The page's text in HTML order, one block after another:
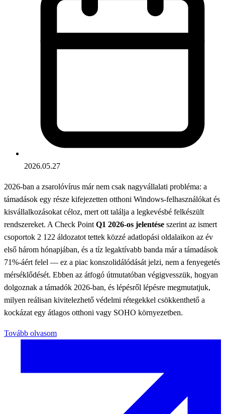
2026.05.27
2026-ban a zsarolóvírus már nem csak nagyvállalati probléma: a
támadások egy része kifejezetten otthoni Windows-felhasználókat és
kisvállalkozásokat céloz, mert ott találja a legkevésbé felkészült
rendszereket. A Check Point Q1 2026-os jelentése szerint az ismert
csoportok 2 122 áldozatot tettek közzé adatlopási oldalaikon az év
első három hónapjában, és a tíz legaktívabb banda már a támadások
71%-áért felel — ez a piac konszolidálódását jelzi, nem a fenyegetés
mérséklődését. Ebben az átfogó útmutatóban végigvesszük, hogyan
dolgoznak a támadók 2026-ban, és lépésről lépésre megmutatjuk,
milyen reálisan kivitelezhető védelmi rétegekkel csökkenthető a
kockázat egy átlagos otthoni vagy SOHO környezetben.
Tovább olvasom